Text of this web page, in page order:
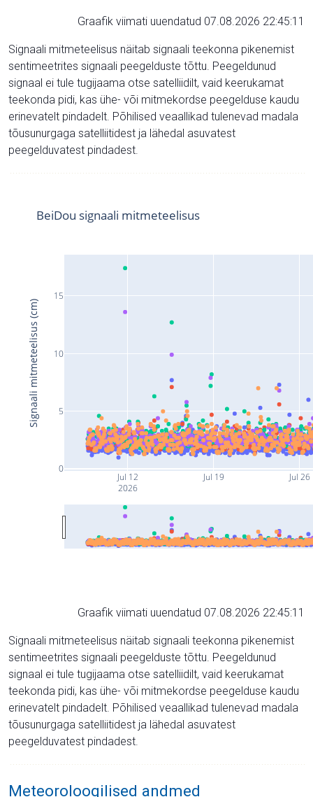
Graafik viimati uuendatud 07.08.2026 22:45:11
Signaali mitmeteelisus näitab signaali teekonna pikenemist
sentimeetrites signaali peegelduste tõttu. Peegeldunud
signaal ei tule tugijaama otse satelliidilt, vaid keerukamat
teekonda pidi, kas ühe- või mitmekordse peegelduse kaudu
erinevatelt pindadelt. Põhilised veaallikad tulenevad madala
tõusunurgaga satelliitidest ja lähedal asuvatest
peegelduvatest pindadest.
Jul 12
2026
Jul 19 Jul 26
0
5
10
15
BeiDou signaali mitmeteelisus
Signaali mitmeteelisus (cm)
Graafik viimati uuendatud 07.08.2026 22:45:11
Signaali mitmeteelisus näitab signaali teekonna pikenemist
sentimeetrites signaali peegelduste tõttu. Peegeldunud
signaal ei tule tugijaama otse satelliidilt, vaid keerukamat
teekonda pidi, kas ühe- või mitmekordse peegelduse kaudu
erinevatelt pindadelt. Põhilised veaallikad tulenevad madala
tõusunurgaga satelliitidest ja lähedal asuvatest
peegelduvatest pindadest.
Meteoroloogilised andmed